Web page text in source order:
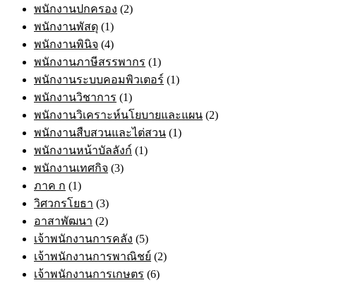
พนักงานปกครอง (2)
พนักงานพัสดุ (1)
พนักงานพินิจ (4)
พนักงานภาษีสรรพากร (1)
พนักงานระบบคอมพิวเตอร์ (1)
พนักงานวิชาการ (1)
พนักงานวิเคราะห์นโยบายและแผน (2)
พนักงานสืบสวนและไต่สวน (1)
พนักงานหน้าบัลลังก์ (1)
พนักงานเทศกิจ (3)
ภาค ก (1)
วิศวกรโยธา (3)
อาสาพัฒนา (2)
เจ้าพนักงานการคลัง (5)
เจ้าพนักงานการพาณิชย์ (2)
เจ้าพนักงานการเกษตร (6)